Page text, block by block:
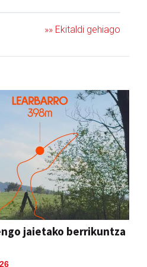
»» Ekitaldi gehiago
jaietako berrikuntza